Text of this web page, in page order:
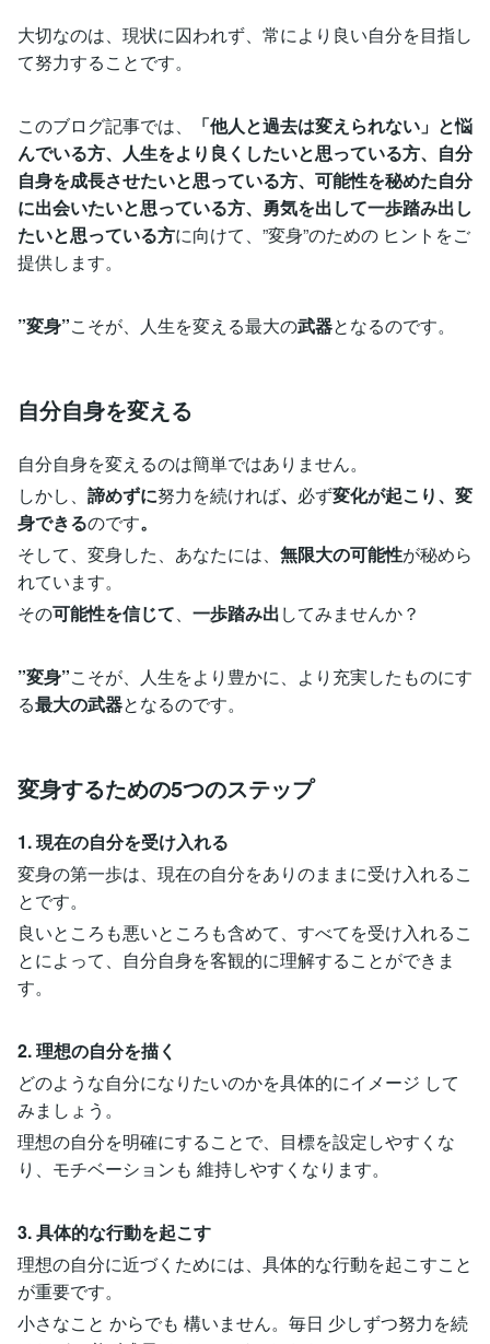
大切なのは、現状に囚われず、常により良い自分を目指し
て努力することです。
このブログ記事では、
「他人と過去は変えられない」と悩
んでいる方、人生をより良くしたいと思っている方、自分
自身を成長させたいと思っている方、可能性を秘めた自分
に出会いたいと思っている方、勇気を出して一歩踏み出し
たいと思っている方に向けて、”変身”のための ヒントをご
提供します。
”変身”こそが、人生を変える最大の武器となるのです。
自分自身を変える
自分自身を変えるのは簡単ではありません。
しかし、 諦めずに努力を続ければ、 必ず変化が起こり、変
身できるのです。
そして、変身した、あなたには、 無限大の可能性が秘めら
れています。
その可能性を信じて、 一歩踏み出してみませんか？
”変身”こそが、人生をより豊かに、より充実したものにす
る最大の武器となるのです。
変身するための5つのステップ
1. 現在の自分を受け入れる
変身の第一歩は、現在の自分をありのままに受け入れるこ
とです。
良いところも悪いところも含めて、すべてを受け入れるこ
とによって、自分自身を客観的に理解することができま
す。
2. 理想の自分を描く
どのような自分になりたいのかを具体的にイメージ して
みましょう。
理想の自分を明確にすることで、目標を設定しやすくな
り、モチベーションも 維持しやすくなります。
3. 具体的な行動を起こす
理想の自分に近づくためには、具体的な行動を起こすこと
が重要です。
小さなこと からでも 構いません。毎日 少しずつ努力を続